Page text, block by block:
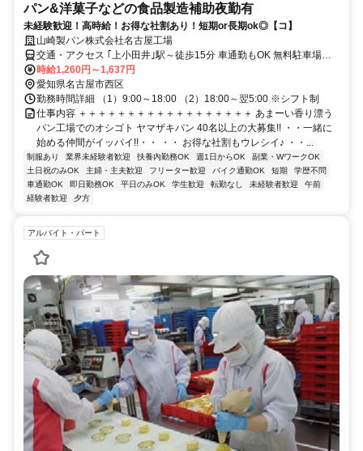
パン&洋菓子などの食品製造補助夜勤有
未経験歓迎！高時給！お得な社割あり！短期or長期ok◎【コ】
山崎製パン株式会社名古屋工場
交通・アクセス ｢上小田井｣駅～徒歩15分 車通勤もOK 無料駐車場完
備で通いやすい。名古屋市北区・中村区・中川区・千種区・ 守山
区・名東区・緑区、北名古屋市、 清須市、一宮市、春日井市、稲沢
市、あま市 などから通っているスタッフも活躍中
時給1,260円～1,637円
愛知県名古屋市西区
勤務時間詳細 （1）9:00～18:00 （2）18:00～翌5:00 ※シフト制
仕事内容 ＋＋＋＋＋＋＋＋＋＋＋＋＋＋＋＋＋＋ あまーい香り漂う
パン工場でのオシゴト ヤマザキパン 40名以上の大募集!! ・・一緒に
始める仲間がイッパイ!!・・ ・・ お得な社割もウレシイ♪ ・・...
制服あり 業界未経験者歓迎 扶養内勤務OK 週1日からOK
副業・WワークOK
土日祝のみOK
主婦・主夫歓迎 フリーター歓迎 バイク通勤OK 短期
学歴不問
車通勤OK
即日勤務OK 平日のみOK 学生歓迎 転勤なし 未経験者歓迎
午前
経験者歓迎
夕方
アルバイト・パート